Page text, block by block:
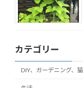
カテゴリー
DIY、ガーデニング、猫